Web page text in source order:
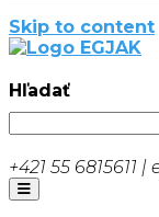
Skip to content
EGJAK
Hľadať
+421 55 6815611